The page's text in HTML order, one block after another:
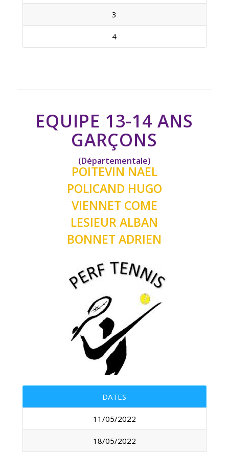
3
4
EQUIPE 13-14 ANS
GARÇONS
(Départementale)
POITEVIN NAEL
POLICAND HUGO
VIENNET COME
LESIEUR ALBAN
BONNET ADRIEN
DATES
11/05/2022
18/05/2022